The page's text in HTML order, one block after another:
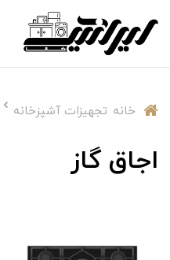
خانه تجهیزات آشپزخانه
اجاق گاز